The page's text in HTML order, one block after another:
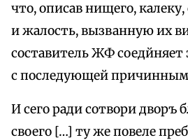
что, описав нищего,
и жалость, вызванную их
составитель ЖФ соедйняет
с последующей
И сего ради сотвори дворъ
своего […] ту же повеле